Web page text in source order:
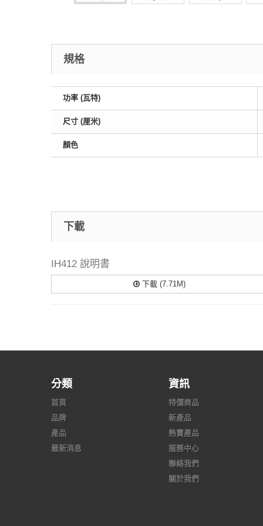
規格
功率 (瓦特)
尺寸 (厘米)
顏色
下載
IH412 說明書
下載 (7.71M)
分類
首頁
品牌
產品
最新消息
資訊
特價商品
新產品
熱賣產品
服務中心
聯絡我們
關於我們